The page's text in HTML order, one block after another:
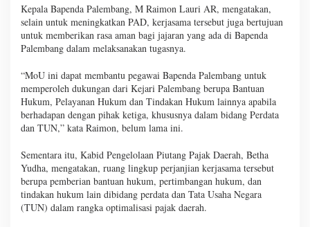
Kepala Bapenda Palembang, M Raimon Lauri AR, mengatakan,
selain untuk meningkatkan PAD, kerjasama tersebut juga bertujuan
untuk memberikan rasa aman bagi jajaran yang ada di Bapenda
Palembang dalam melaksanakan tugasnya.
“MoU ini dapat membantu pegawai Bapenda Palembang untuk
memperoleh dukungan dari Kejari Palembang berupa Bantuan
Hukum, Pelayanan Hukum dan Tindakan Hukum lainnya apabila
berhadapan dengan pihak ketiga, khususnya dalam bidang Perdata
dan TUN,” kata Raimon, belum lama ini.
Sementara itu, Kabid Pengelolaan Piutang Pajak Daerah, Betha
Yudha, mengatakan, ruang lingkup perjanjian kerjasama tersebut
berupa pemberian bantuan hukum, pertimbangan hukum, dan
tindakan hukum lain dibidang perdata dan Tata Usaha Negara
(TUN) dalam rangka optimalisasi pajak daerah.